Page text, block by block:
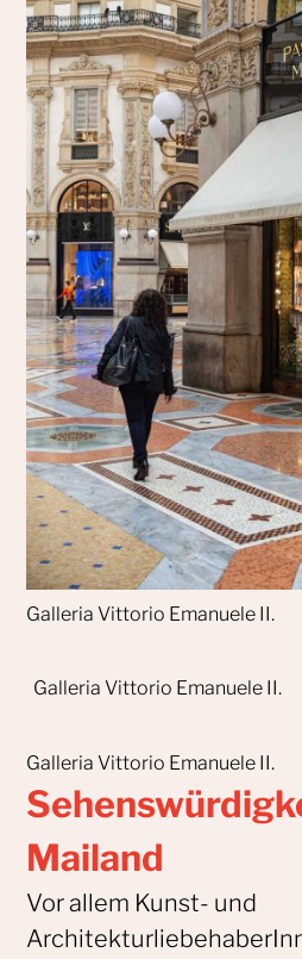
Galleria Vittorio Emanuele II.
Galleria Vittorio Emanuele II.
Galleria Vittorio Emanuele II.
Mailand
Vor allem Kunst- und